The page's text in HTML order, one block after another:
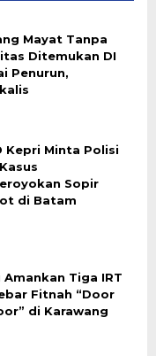
Mayat Tanpa
Ditemukan DI
Penurun,
Kepri Minta Polisi
Sopir
di Batam
Amankan Tiga IRT
Fitnah “Door
di Karawang